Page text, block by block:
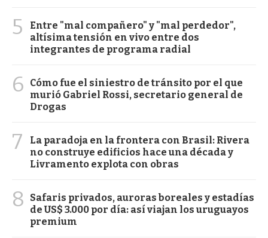
5
Entre "mal compañero" y "mal perdedor",
altísima tensión en vivo entre dos
integrantes de programa radial
6
Cómo fue el siniestro de tránsito por el que
murió Gabriel Rossi, secretario general de
Drogas
7
La paradoja en la frontera con Brasil: Rivera
no construye edificios hace una década y
Livramento explota con obras
8
Safaris privados, auroras boreales y estadías
de US$ 3.000 por día: así viajan los uruguayos
premium